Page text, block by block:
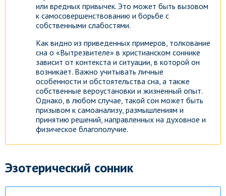
или вредных привычек. Это может быть вызовом
к самосовершенствованию и борьбе с
собственными слабостями.
Как видно из приведенных примеров, толкование
сна о «Вытрезвителе» в христианском соннике
зависит от контекста и ситуации, в которой он
возникает. Важно учитывать личные
особенности и обстоятельства сна, а также
собственные вероустановки и жизненный опыт.
Однако, в любом случае, такой сон может быть
призывом к самоанализу, размышлениям и
принятию решений, направленных на духовное и
физическое благополучие.
Эзотерический сонник